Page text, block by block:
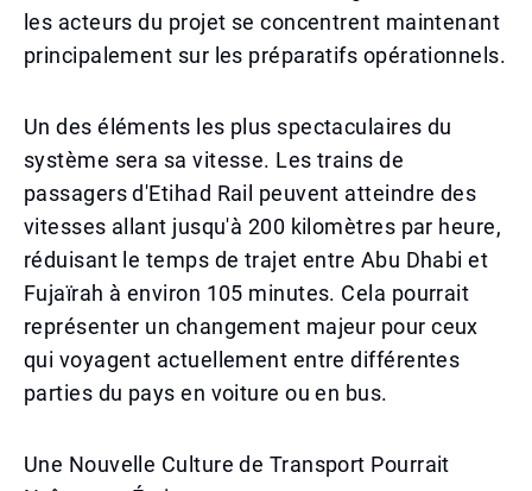
les acteurs du projet se concentrent maintenant
principalement sur les préparatifs opérationnels.
Un des éléments les plus spectaculaires du
système sera sa vitesse. Les trains de
passagers d'Etihad Rail peuvent atteindre des
vitesses allant jusqu'à 200 kilomètres par heure,
réduisant le temps de trajet entre Abu Dhabi et
Fujaïrah à environ 105 minutes. Cela pourrait
représenter un changement majeur pour ceux
qui voyagent actuellement entre différentes
parties du pays en voiture ou en bus.
Une Nouvelle Culture de Transport Pourrait